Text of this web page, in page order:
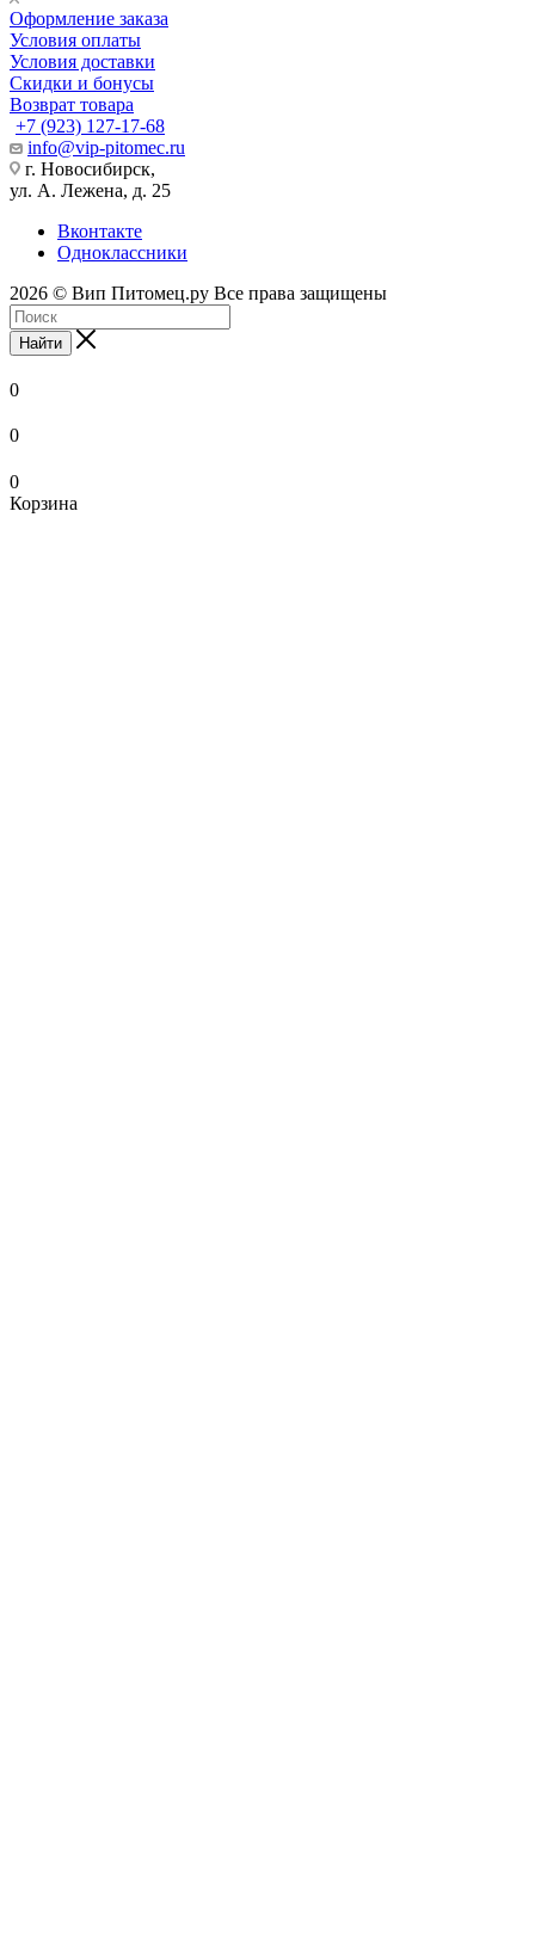
Оформление заказа
Условия оплаты
Условия доставки
Скидки и бонусы
Возврат товара
+7 (923) 127-17-68
info@vip-pitomec.ru
г. Новосибирск,
ул. А. Лежена, д. 25
Вконтакте
Одноклассники
2026 © Вип Питомец.ру Все права защищены
Найти
0
0
0
Корзина